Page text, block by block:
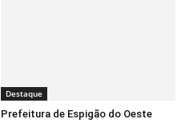
Destaque
Prefeitura de Espigão do Oeste